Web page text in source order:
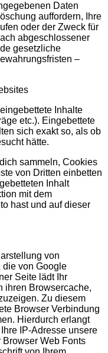
Daten
auffordern, Ihre
oder der Zweck für
abgeschlossener
gesetzliche
–
Inhalte
etc.). Eingebettete
sich exakt so, als ob
hätte.
sammeln, Cookies
von Dritten einbetten
Inhalt
mit dem
hast und auf dieser
von
die von Google
Seite lädt Ihr
ihren Browsercache,
Zu diesem
Browser Verbindung
Hierdurch erlangt
IP-Adresse unsere
Web Fonts